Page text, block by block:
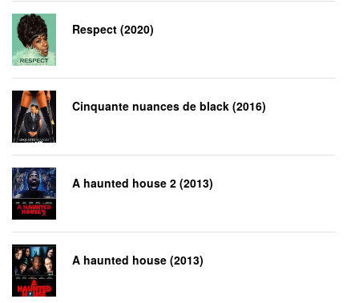
Respect (2020)
Cinquante nuances de black (2016)
A haunted house 2 (2013)
A haunted house (2013)